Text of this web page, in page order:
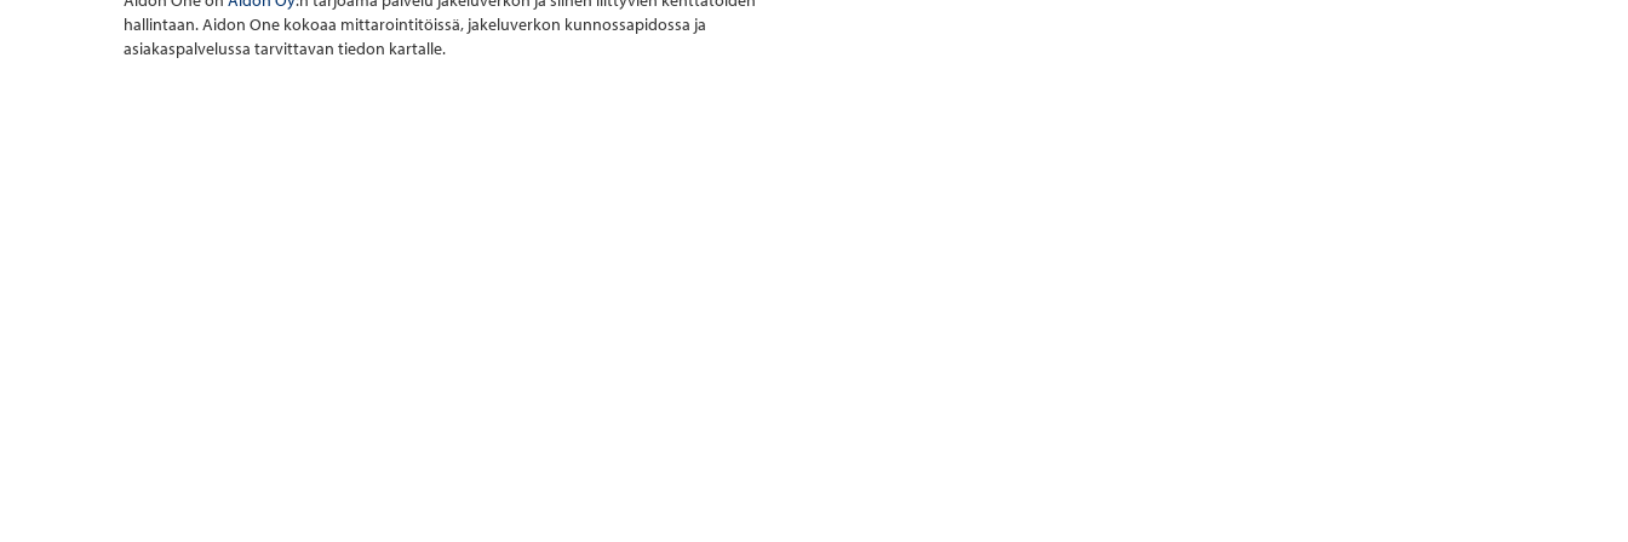
hallintaan. Aidon One kokoaa mittarointitöissä, jakeluverkon kunnossapidossa ja
asiakaspalvelussa tarvittavan tiedon kartalle.